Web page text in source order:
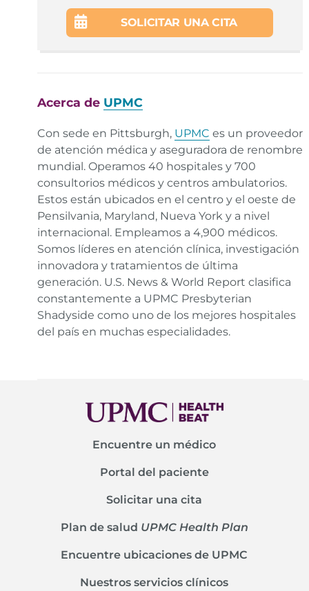
SOLICITAR UNA CITA
Acerca de UPMC
Con sede en Pittsburgh, UPMC es un proveedor
de atención médica y aseguradora de renombre
mundial. Operamos 40 hospitales y 700
consultorios médicos y centros ambulatorios.
Estos están ubicados en el centro y el oeste de
Pensilvania, Maryland, Nueva York y a nivel
internacional. Empleamos a 4,900 médicos.
Somos líderes en atención clínica, investigación
innovadora y tratamientos de última
generación. U.S. News & World Report clasifica
constantemente a UPMC Presbyterian
Shadyside como uno de los mejores hospitales
del país en muchas especialidades.
Encuentre un médico
Portal del paciente
Solicitar una cita
Plan de salud UPMC Health Plan
Encuentre ubicaciones de UPMC
Nuestros servicios clínicos